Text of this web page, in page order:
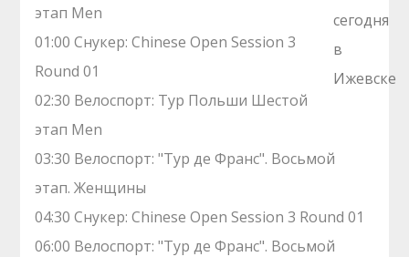
этап Men
01:00 Снукер: Chinese Open Session 3
Round 01
02:30 Велоспорт: Тур Польши Шестой
этап Men
03:30 Велоспорт: "Тур де Франс". Восьмой
этап. Женщины
04:30 Снукер: Chinese Open Session 3 Round 01
06:00 Велоспорт: "Тур де Франс". Восьмой